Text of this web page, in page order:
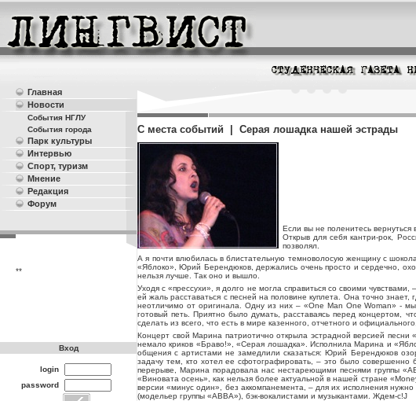
Главная
Новости
События НГЛУ
События города
Парк культуры
Интервью
Спорт, туризм
Мнение
Редакция
Форум
**
С места событий | Серая лошадка нашей эстрады
Если вы не поленитесь
Открыв для себя кантри-рок,
позволял.
А я почти влюбилась в блистательную темноволосую женщину с
«Яблоко», Юрий Берендюков, держались очень просто и сердечно,
нельзя лучше. Так оно и вышло.
Уходя с «прессухи», я долго не могла справиться со своими
ей жаль расставаться с песней на половине куплета. Она точно
неотличимо от оригинала. Одну из них – «One Man One Woman» -
готовый петь. Приятно было думать, расставаясь перед
сделать из всего, что есть в мире казенного, отчетного и
Концерт свой Марина патриотично открыла эстрадной версией
немало криков «Браво!», «Серая лошадка». Исполнила Марина и
общения с артистами не замедлили сказаться: Юрий Берендюков
задачу тем, кто хотел ее сфотографировать, – это было
перерыве, Марина порадовала нас нестареющими песнями группы
«Виновата осень», как нельзя более актуальной в нашей стране
версии «минус один», без аккомпанемента, – для их исполнения
(модельер группы «ABBA»), бэк-вокалистами и музыкантами. Ждем-с!J
Вход
login
password